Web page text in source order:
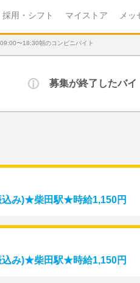
採用・シフト マイストア メッ
〜18:30朝のコンビニバイト
募集が終了したバイ
み)★柴田駅★時給1,150円
み)★柴田駅★時給1,150円